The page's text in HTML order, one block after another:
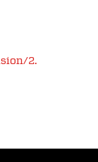
2.